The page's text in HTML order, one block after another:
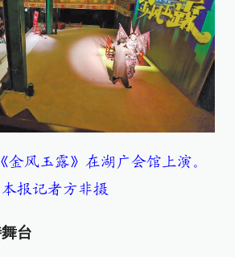
金风玉露》在湖广会馆上演。
本报记者方非摄
台